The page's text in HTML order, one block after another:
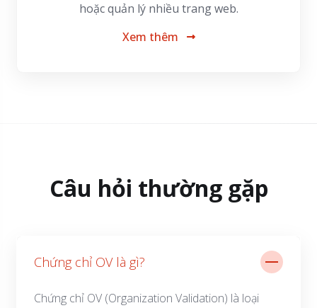
hoặc quản lý nhiều trang web.
Xem thêm
Câu hỏi thường gặp
Chứng chỉ OV là gì?
Chứng chỉ OV (Organization Validation) là loại